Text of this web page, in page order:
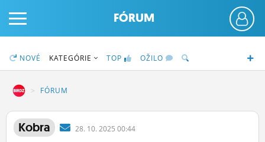
PRIHLÁS SA
FÓRUM
NOVÉ KATEGÓRIE TOP OŽILO
FÓRUM
Kobra 28. 10. 2025 00:44